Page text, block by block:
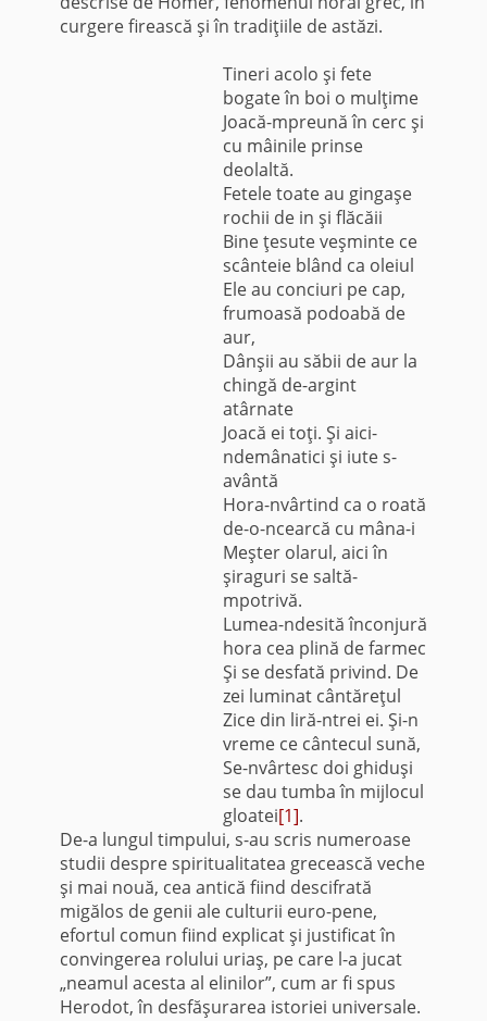
curgere firească şi în tradiţiile de astăzi.
Tineri acolo şi fete
bogate în boi o mulţime
Joacă-mpreună în cerc şi
cu mâinile prinse
deolaltă.
Fetele toate au gingaşe
rochii de in şi flăcăii
Bine ţesute veşminte ce
scânteie blând ca oleiul
Ele au conciuri pe cap,
frumoasă podoabă de
aur,
Dânşii au săbii de aur la
chingă de-argint
atârnate
Joacă ei toţi. Şi aici-
ndemânatici şi iute s-
avântă
Hora-nvârtind ca o roată
de-o-ncearcă cu mâna-i
Meşter olarul, aici în
şiraguri se saltă-
mpotrivă.
Lumea-ndesită înconjură
hora cea plină de farmec
Şi se desfată privind. De
zei luminat cântăreţul
Zice din liră-ntrei ei. Şi-n
vreme ce cântecul sună,
Se-nvârtesc doi ghiduşi
se dau tumba în mijlocul
gloatei[1].
De-a lungul timpului, s-au scris numeroase
studii despre spiritualitatea grecească veche
şi mai nouă, cea antică fiind descifrată
migălos de genii ale culturii euro-pene,
efortul comun fiind explicat şi justificat în
convingerea rolului uriaş, pe care l-a jucat
„neamul acesta al elinilor”, cum ar fi spus
Herodot, în desfăşurarea istoriei universale.